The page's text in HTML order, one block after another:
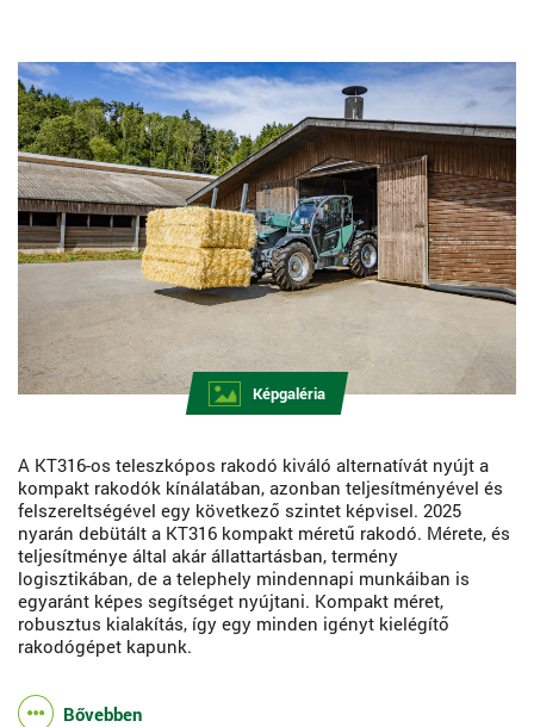
Képgaléria
A KT316-os teleszkópos rakodó kiváló alternatívát nyújt a
kompakt rakodók kínálatában, azonban teljesítményével és
felszereltségével egy következő szintet képvisel. 2025
nyarán debütált a KT316 kompakt méretű rakodó. Mérete, és
teljesítménye által akár állattartásban, termény
logisztikában, de a telephely mindennapi munkáiban is
egyaránt képes segítséget nyújtani. Kompakt méret,
robusztus kialakítás, így egy minden igényt kielégítő
rakodógépet kapunk.
Bővebben